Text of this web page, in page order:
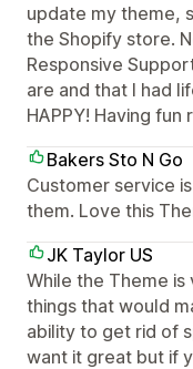
update my theme,
the Shopify store.
Responsive
are and that I had
HAPPY! Having
Bakers Sto N Go
Customer service
them. Love this
JK Taylor US
While the Theme
things that would
ability to get rid of
want it great but if